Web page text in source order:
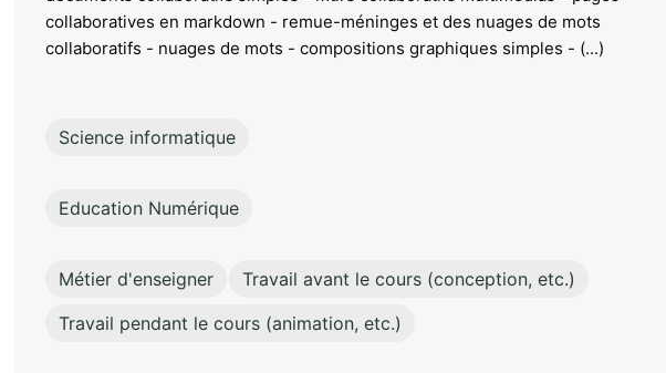
collaboratives en markdown - remue-méninges et des nuages de mots
collaboratifs - nuages de mots - compositions graphiques simples - (...)
Science informatique
Education Numérique
Métier d'enseigner
Travail avant le cours (conception, etc.)
Travail pendant le cours (animation, etc.)